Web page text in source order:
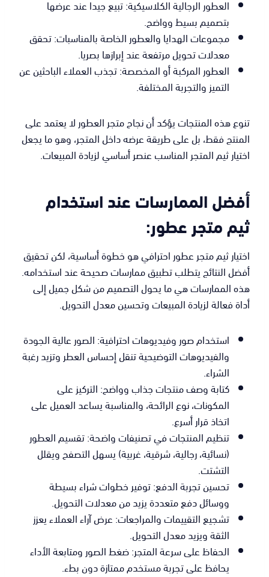
العطور الرجالية الكلاسيكية: تبيع جيدا عند عرضها
بتصميم بسيط وواضح.
مجموعات الهدايا والعطور الخاصة بالمناسبات: تحقق
معدلات تحويل مرتفعة عند إبرازها بصريا.
العطور المركبة أو المخصصة: تجذب العملاء الباحثين عن
التميز والتجربة المختلفة.
تنوع هذه المنتجات يؤكد أن نجاح متجر العطور لا يعتمد على
المنتج فقط، بل على طريقة عرضه داخل المتجر، وهو ما يجعل
اختيار ثيم المتجر المناسب عنصر أساسي لزيادة المبيعات.
أفضل الممارسات عند استخدام
ثيم متجر عطور:
اختيار ثيم متجر عطور احترافي هو خطوة أساسية، لكن تحقيق
أفضل النتائج يتطلب تطبيق ممارسات صحيحة عند استخدامه.
هذه الممارسات هي ما يحول التصميم من شكل جميل إلى
أداة فعالة لزيادة المبيعات وتحسين معدل التحويل.
استخدام صور وفيديوهات احترافية: الصور عالية الجودة
والفيديوهات التوضيحية تنقل إحساس العطر وتزيد رغبة
الشراء.
كتابة وصف منتجات جذاب وواضح: التركيز على
المكونات، نوع الرائحة، والمناسبة يساعد العميل على
اتخاذ قرار أسرع.
تنظيم المنتجات في تصنيفات واضحة: تقسيم العطور
(نسائية، رجالية، شرقية، غربية) يسهل التصفح ويقلل
التشتت.
تحسين تجربة الدفع: توفير خطوات شراء بسيطة
ووسائل دفع متعددة يزيد من معدلات التحويل.
تشجيع التقييمات والمراجعات: عرض آراء العملاء يعزز
الثقة ويزيد معدل التحويل.
الحفاظ على سرعة المتجر: ضغط الصور ومتابعة الأداء
يحافظ على تجربة مستخدم ممتازة دون بطء.